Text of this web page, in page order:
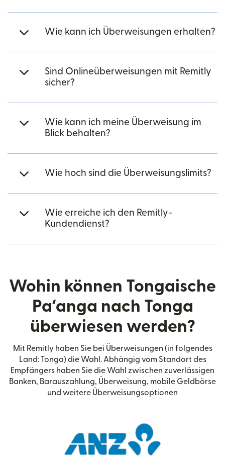
Wie kann ich Überweisungen erhalten?
Sind Onlineüberweisungen mit Remitly
sicher?
Wie kann ich meine Überweisung im
Blick behalten?
Wie hoch sind die Überweisungslimits?
Wie erreiche ich den Remitly-
Kundendienst?
Wohin können Tongaische
Paʻanga nach Tonga
überwiesen werden?
Mit Remitly haben Sie bei Überweisungen (in folgendes
Land: Tonga) die Wahl. Abhängig vom Standort des
Empfängers haben Sie die Wahl zwischen zuverlässigen
Banken, Barauszahlung, Überweisung, mobile Geldbörse
und weitere Überweisungsoptionen